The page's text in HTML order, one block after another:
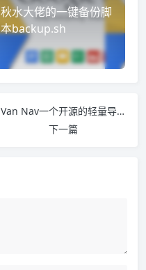
秋水大佬的一键备份脚
本backup.sh
Van Nav一个开源的轻量导航站
下一篇